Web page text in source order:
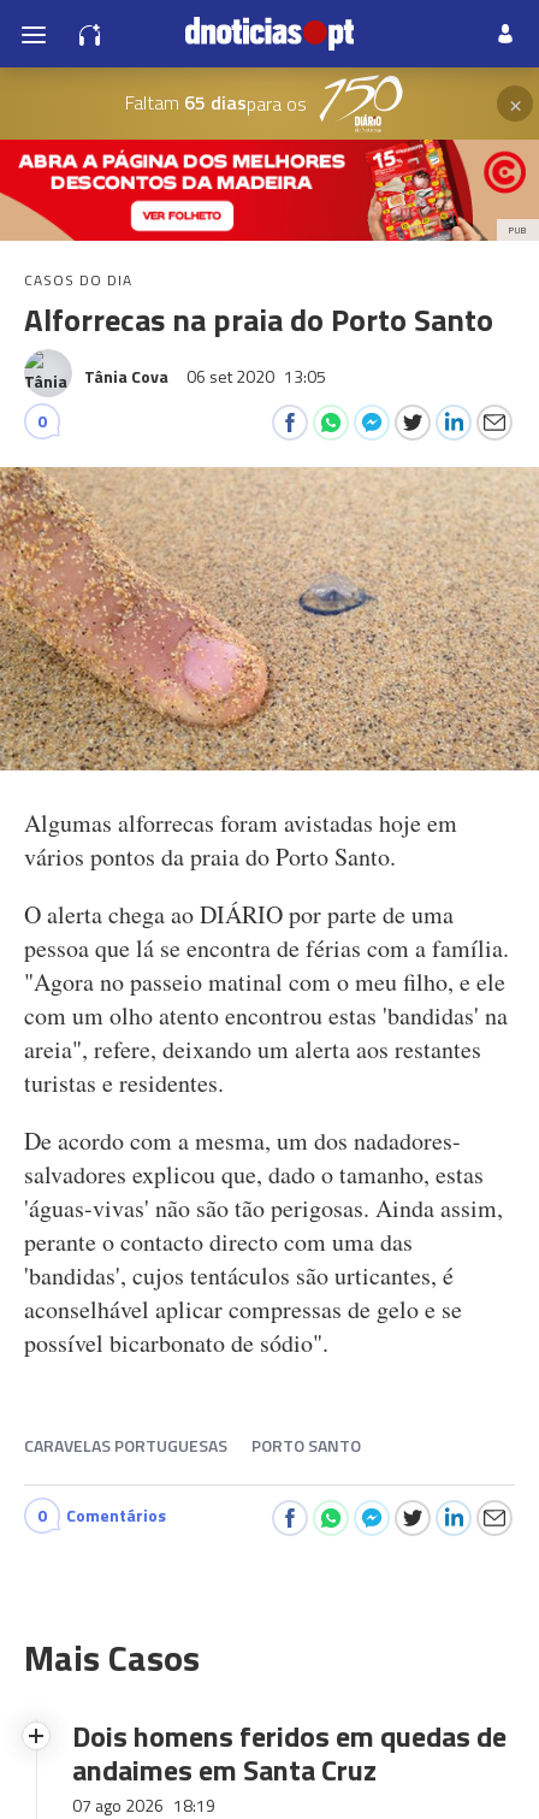
Faltam 65 diaspara os ×
PUB
CASOS DO DIA
Alforrecas na praia do Porto Santo
Tânia Cova 06 set 2020 13:05
0
Algumas alforrecas foram avistadas hoje em
vários pontos da praia do Porto Santo.
O alerta chega ao DIÁRIO por parte de uma
pessoa que lá se encontra de férias com a família.
"Agora no passeio matinal com o meu filho, e ele
com um olho atento encontrou estas 'bandidas' na
areia", refere, deixando um alerta aos restantes
turistas e residentes.
De acordo com a mesma, um dos nadadores-
salvadores explicou que, dado o tamanho, estas
'águas-vivas' não são tão perigosas. Ainda assim,
perante o contacto directo com uma das
'bandidas', cujos tentáculos são urticantes, é
aconselhável aplicar compressas de gelo e se
possível bicarbonato de sódio".
CARAVELAS PORTUGUESAS PORTO SANTO
0 Comentários
Mais Casos
Dois homens feridos em quedas de
andaimes em Santa Cruz
07 ago 2026 18:19